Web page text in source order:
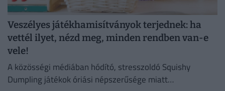
Veszélyes játékhamisítványok terjednek: ha
vettél ilyet, nézd meg, minden rendben van-e
vele!
A közösségi médiában hódító, stresszoldó Squishy
Dumpling játékok óriási népszerűsége miatt